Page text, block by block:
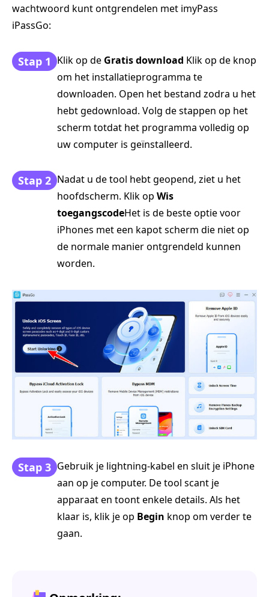
wachtwoord kunt ontgrendelen met imyPass
iPassGo:
Stap 1 Klik op de Gratis download Klik op de knop
om het installatieprogramma te
downloaden. Open het bestand zodra u het
hebt gedownload. Volg de stappen op het
scherm totdat het programma volledig op
uw computer is geïnstalleerd.
Stap 2 Nadat u de tool hebt geopend, ziet u het
hoofdscherm. Klik op Wis
toegangscodeHet is de beste optie voor
iPhones met een kapot scherm die niet op
de normale manier ontgrendeld kunnen
worden.
Stap 3 Gebruik je lightning-kabel en sluit je iPhone
aan op je computer. De tool scant je
apparaat en toont enkele details. Als het
klaar is, klik je op Begin knop om verder te
gaan.